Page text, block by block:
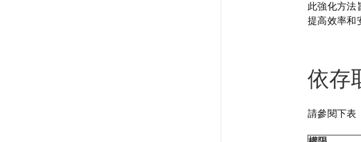
此強化方法
提高效率和
依存
請參閱下表